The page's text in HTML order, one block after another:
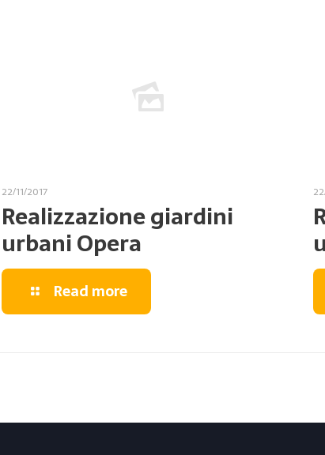
22/11/2017
Realizzazione giardini
urbani Opera
Read more